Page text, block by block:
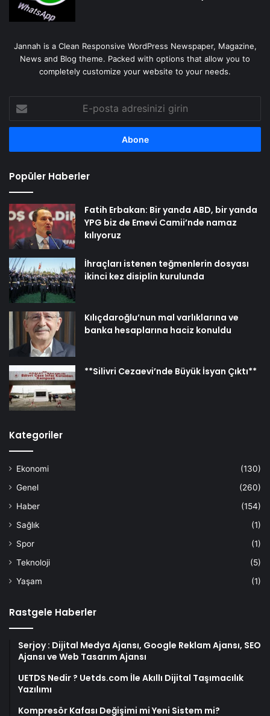
Jannah is a Clean Responsive WordPress Newspaper, Magazine,
News and Blog theme. Packed with options that allow you to
completely customize your website to your needs.
posta
adresinizi
Popüler Haberler
Fatih Erbakan: Bir yanda ABD, bir yanda
YPG biz de Emevi Camii’nde namaz
kılıyoruz
İhraçları istenen teğmenlerin dosyası
ikinci kez disiplin kurulunda
Kılıçdaroğlu’nun mal varlıklarına ve
banka hesaplarına haciz konuldu
**Silivri Cezaevi’nde Büyük İsyan Çıktı**
Kategoriler
Ekonomi
(130)
Genel
(260)
Haber
(154)
Sağlık
(1)
Spor
(1)
Teknoloji
(5)
Yaşam
(1)
Rastgele Haberler
Serjoy : Dijital Medya Ajansı, Google Reklam Ajansı, SEO
Ajansı ve Web Tasarım Ajansı
UETDS Nedir ? Uetds.com İle Akıllı Dijital Taşımacılık
Yazılımı
Kompresör Kafası Değişimi mi Yeni Sistem mi?